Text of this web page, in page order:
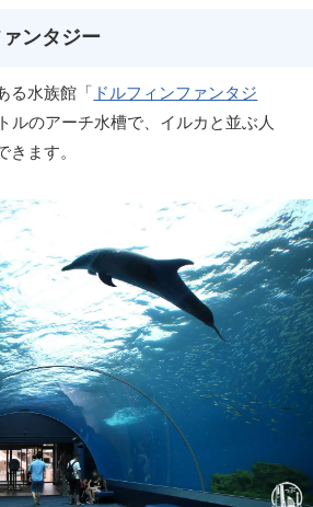
ンタジー
る水族館「 ドルフィンファンタジ
ルのアーチ水槽で、イルカと並ぶ人
きます。